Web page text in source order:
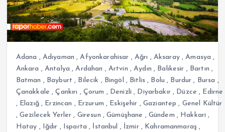
Adana , Adıyaman ,Afyonkarahisar , Ağrı , Aksaray,Amasya ,
Ankara , Antalya ,Ardahan , Artvin ,Aydın , Balıkesir , Bartın ,
Batman , Bayburt , Bilecik , Bingöl , Bitlis , Bolu , Burdur , Bursa ,
Çanakkale ,Çankırı , Çorum , Denizli , Diyarbakır, Düzce , Edirne
, Elazığ, Erzincan , Erzurum , Eskişehir , Gaziantep , Genel Kültür
, Gezilecek Yerler , Giresun ,Gümüşhane , Gündem , Hakkari ,
Hatay , Iğdır , Isparta , İstanbul , İzmir, Kahramanmaraş ,